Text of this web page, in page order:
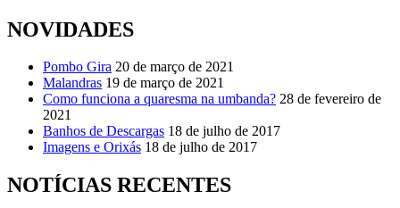
NOVIDADES
Pombo Gira 20 de março de 2021
Malandras 19 de março de 2021
Como funciona a quaresma na umbanda? 28 de fevereiro de
2021
Banhos de Descargas 18 de julho de 2017
Imagens e Orixás 18 de julho de 2017
NOTÍCIAS RECENTES